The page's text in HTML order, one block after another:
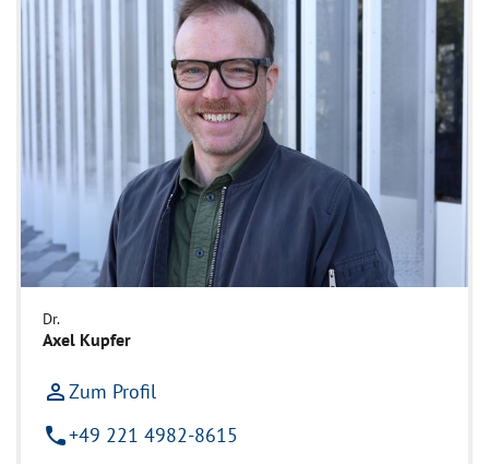
Dr.
Axel Kupfer
person_outlineZum Profil
phone+49 221 4982-8615